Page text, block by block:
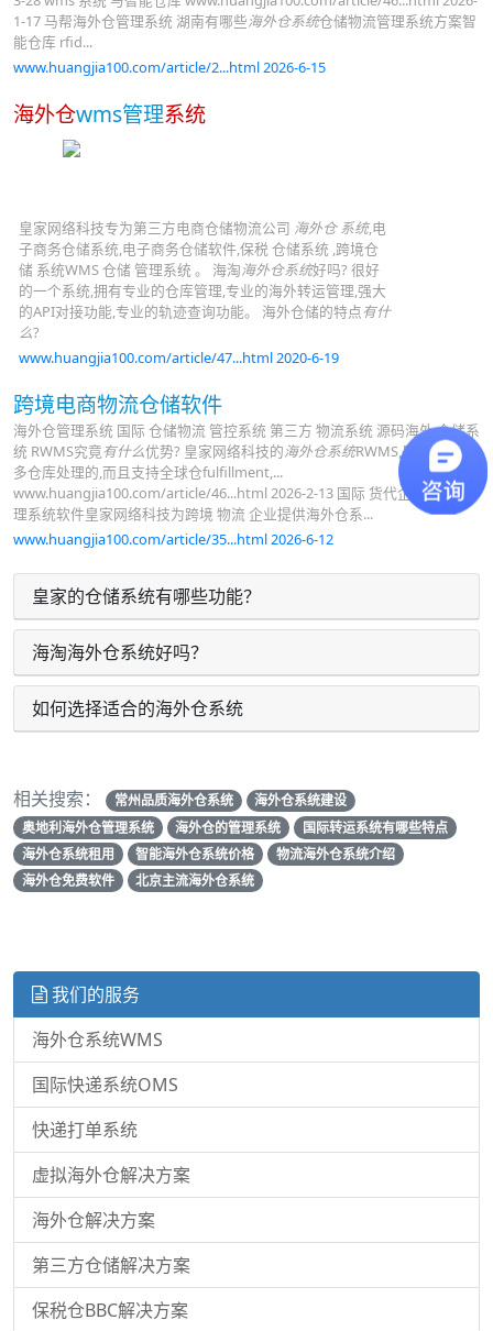
1-17 马帮海外仓管理系统 湖南有哪些海外仓系统仓储物流管理系统方案智
能仓库 rfid...
www.huangjia100.com/article/2...html 2026-6-15
海外仓wms管理系统
皇家网络科技专为第三方电商仓储物流公司 海外仓 系统,电
子商务仓储系统,电子商务仓储软件,保税 仓储系统 ,跨境仓
储 系统WMS 仓储 管理系统 。 海淘海外仓系统好吗? 很好
的一个系统,拥有专业的仓库管理,专业的海外转运管理,强大
的API对接功能,专业的轨迹查询功能。 海外仓储的特点有什
么?
www.huangjia100.com/article/47...html 2020-6-19
跨境电商物流仓储软件
海外仓管理系统 国际 仓储物流 管控系统 第三方 物流系统 源码海外 仓储系
统 RWMS究竟有什么优势? 皇家网络科技的海外仓系统RWMS,是可以支持
多仓库处理的,而且支持全球仓fulfillment,...
www.huangjia100.com/article/46...html 2026-2-13 国际 货代企业信息管
理系统软件皇家网络科技为跨境 物流 企业提供海外仓系...
www.huangjia100.com/article/35...html 2026-6-12
皇家的仓储系统有哪些功能？
海淘海外仓系统好吗？
如何选择适合的海外仓系统
相关搜索： 常州品质海外仓系统
海外仓系统建设
奥地利海外仓管理系统
海外仓的管理系统
国际转运系统有哪些特点
海外仓系统租用
智能海外仓系统价格
物流海外仓系统介绍
海外仓免费软件
北京主流海外仓系统
我们的服务
海外仓系统WMS
国际快递系统OMS
快递打单系统
虚拟海外仓解决方案
海外仓解决方案
第三方仓储解决方案
保税仓BBC解决方案